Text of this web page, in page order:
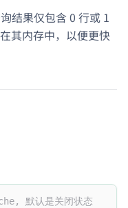
结果仅包含 0 行或 1
其内存中，以便更快
默认是关闭状态